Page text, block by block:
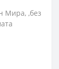
Мира, ,без